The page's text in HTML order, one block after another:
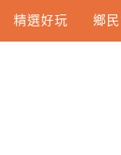
精選好玩 鄉